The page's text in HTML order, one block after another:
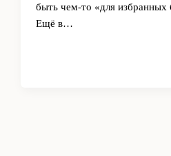
быть чем‑то «для избранных
Ещё в…